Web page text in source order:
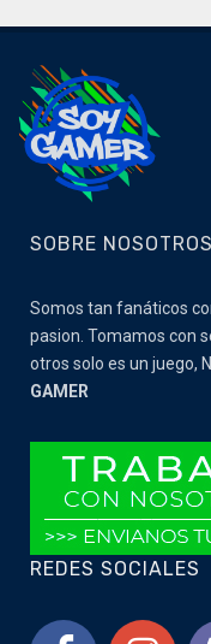
SOBRE NOSOTROS
Somos tan fanáticos
pasion. Tomamos con
otros solo es un juego,
GAMER
REDES SOCIALES